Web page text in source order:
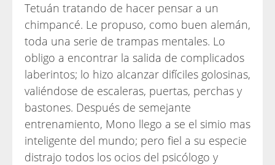
Tetuán tratando de hacer pensar a un
chimpancé. Le propuso, como buen alemán,
toda una serie de trampas mentales. Lo
obligo a encontrar la salida de complicados
laberintos; lo hizo alcanzar difíciles golosinas,
valiéndose de escaleras, puertas, perchas y
bastones. Después de semejante
entrenamiento, Mono llego a se el simio mas
inteligente del mundo; pero fiel a su especie
distrajo todos los ocios del psicólogo y